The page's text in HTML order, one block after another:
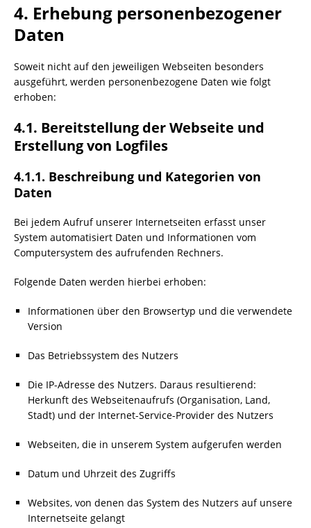
4. Erhebung personenbezogener
Daten
Soweit nicht auf den jeweiligen Webseiten besonders
ausgeführt, werden personenbezogene Daten wie folgt
erhoben:
4.1. Bereitstellung der Webseite und
Erstellung von Logfiles
4.1.1. Beschreibung und Kategorien von
Daten
Bei jedem Aufruf unserer Internetseiten erfasst unser
System automatisiert Daten und Informationen vom
Computersystem des aufrufenden Rechners.
Folgende Daten werden hierbei erhoben:
Informationen über den Browsertyp und die verwendete
Version
Das Betriebssystem des Nutzers
Die IP-Adresse des Nutzers. Daraus resultierend:
Herkunft des Webseitenaufrufs (Organisation, Land,
Stadt) und der Internet-Service-Provider des Nutzers
Webseiten, die in unserem System aufgerufen werden
Datum und Uhrzeit des Zugriffs
Websites, von denen das System des Nutzers auf unsere
Internetseite gelangt